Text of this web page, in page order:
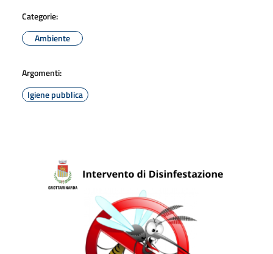
Categorie:
Ambiente
Argomenti:
Igiene pubblica